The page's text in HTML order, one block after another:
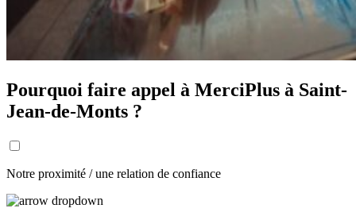
Pourquoi faire appel à MerciPlus à Saint-
Jean-de-Monts ?
Notre proximité / une relation de confiance